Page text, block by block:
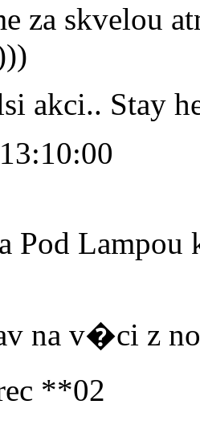
za skvelou
akci.. Stay
Pod
na v�ci z
**02